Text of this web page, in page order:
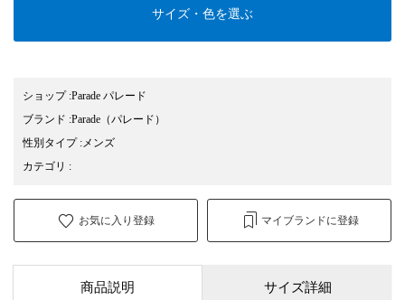
サイズ・色を選ぶ
ショップ:Parade パレード
ブランド :Parade （パレード）
性別タイプ: メンズ
カテゴリ :
お気に入り登録 マイブランドに登録
商品説明 サイズ詳細